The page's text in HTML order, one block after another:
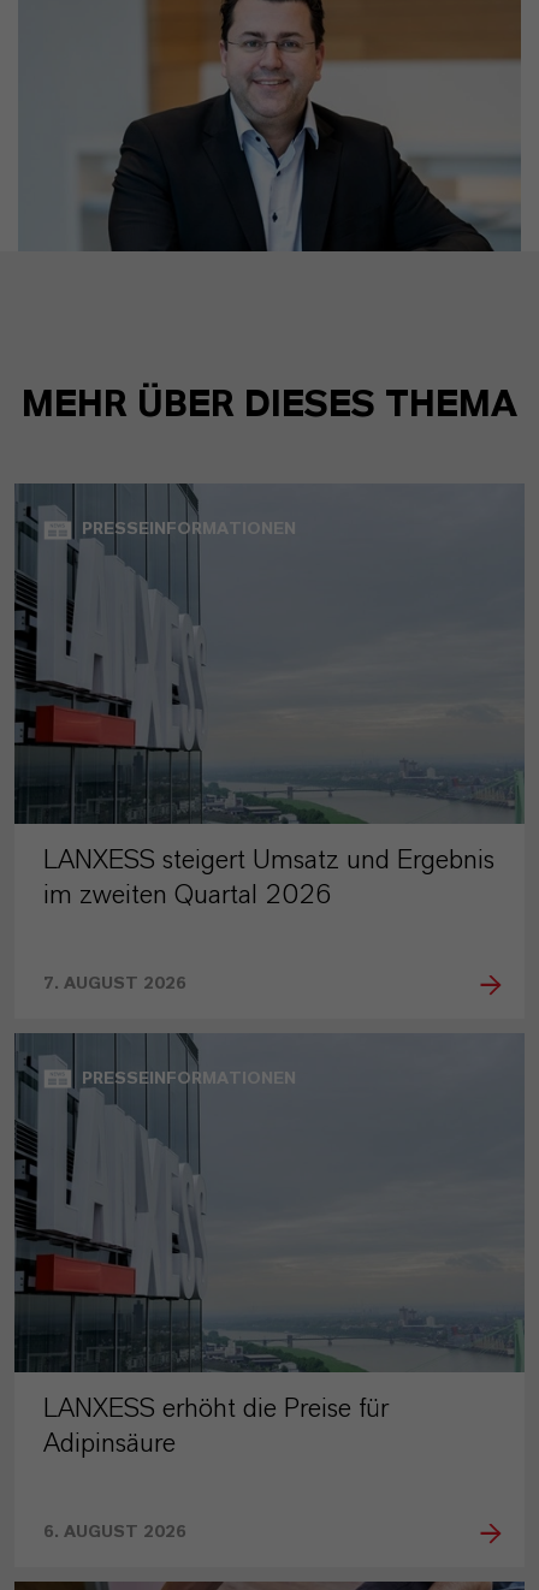
MEHR ÜBER DIESES THEMA
PRESSEINFORMATIONEN
LANXESS steigert Umsatz und Ergebnis
im zweiten Quartal 2026
7. AUGUST 2026
PRESSEINFORMATIONEN
LANXESS erhöht die Preise für
Adipinsäure
6. AUGUST 2026